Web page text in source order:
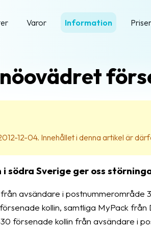
Varor Information Priser
12-04. Innehållet i denna artikel är
södra Sverige ger oss
avsändare i postnummerområde
kollin, samtliga MyPack från
försenade kollin från avsändare i